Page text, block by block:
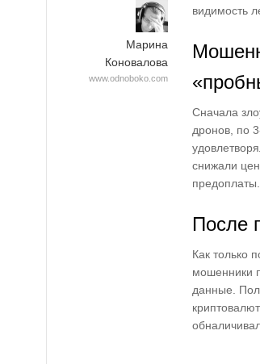
Марина
Коновалова
www.odnoboko.com
видимость
Сначала
дронов, по
снижали
предоплаты.
После
Как только
мошенники
данные.